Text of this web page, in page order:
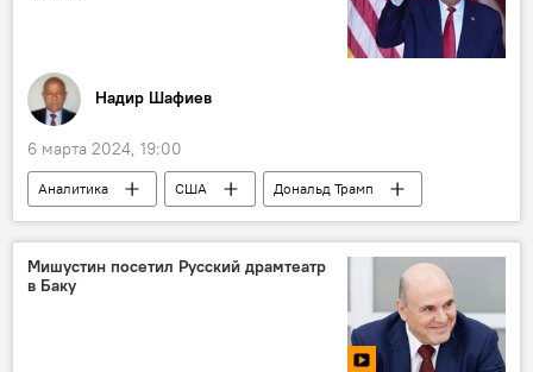
Никол Пашинян
Политика
плацдарм
Надир Шафиев
6 марта 2024, 19:00
Аналитика США
Дональд Трамп
Республиканская партия США
Джо Байден
Демократическая партия США
Президентские выборы
Мишустин посетил Русский драмтеатр
в Баку